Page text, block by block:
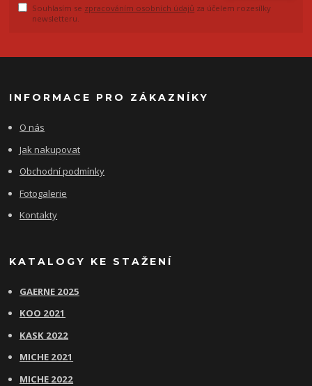
Souhlasím se zpracováním osobních údajů za účelem rozesílky
newsletteru.
INFORMACE PRO ZÁKAZNÍKY
O nás
Jak nakupovat
Obchodní podmínky
Fotogalerie
Kontakty
KATALOGY KE STAŽENÍ
GAERNE 2025
KOO 2021
KASK 2022
MICHE 2021
MICHE 2022